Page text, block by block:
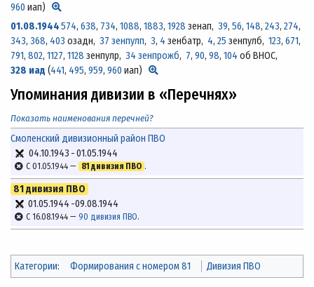
960 иап)
01.08.1944574,638, 734,1088,1883,1928 зенап,39,56,148,243,274,
343, 368, 403 озадн, 37 зенпулп, 3, 4 зенбатр, 4, 25 зенпулб, 123, 671,
791, 802, 1127, 1128 зенпулр, 34 зенпрожб, 7, 90, 98, 104 об ВНОС,
328 иад (441, 495, 959, 960 иап)
Упоминания дивизии в «Перечнях»
Показать наименования перечней?
Смоленский дивизионный район ПВО
04.10.1943 -01.05.1944
С 01.05.1944 — 81 дивизия ПВО .
81 дивизия ПВО
01.05.1944 -09.08.1944
С 16.08.1944 —90 дивизия ПВО.
Категории: Формирования с номером 81 Дивизия ПВО